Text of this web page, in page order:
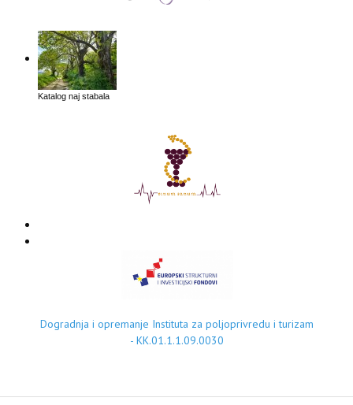
Katalog naj stabala
Dogradnja i opremanje Instituta za poljoprivredu i turizam
- KK.01.1.1.09.0030